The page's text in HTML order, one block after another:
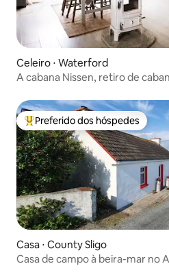
Celeiro ⋅ Waterford
A cabana Nissen, retiro de
Entre os melhores preferidos
Preferido dos hóspedes
Casa ⋅ County Sligo
Casa de campo à beira-mar no